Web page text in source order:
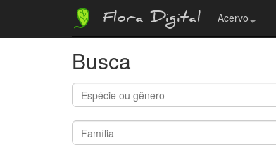
Flora Digital Acervo
Busca